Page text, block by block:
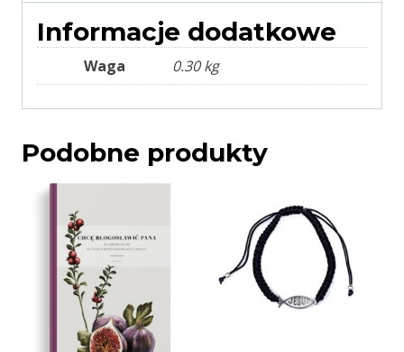
Informacje dodatkowe
Waga 0.30 kg
Podobne produkty